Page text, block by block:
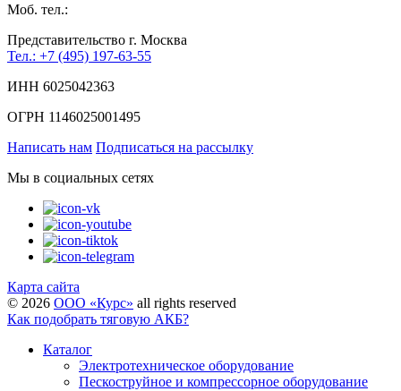
Моб. тел.:
Представительство г. Москва
Тел.: +7 (495) 197-63-55
ИНН 6025042363
ОГРН 1146025001495
Написать нам Подписаться на рассылку
Мы в социальных сетях
Карта сайта
© 2026 ООО «Курс» all rights reserved
Как подобрать тяговую АКБ?
Каталог
Электротехническое оборудование
Пескоструйное и компрессорное оборудование